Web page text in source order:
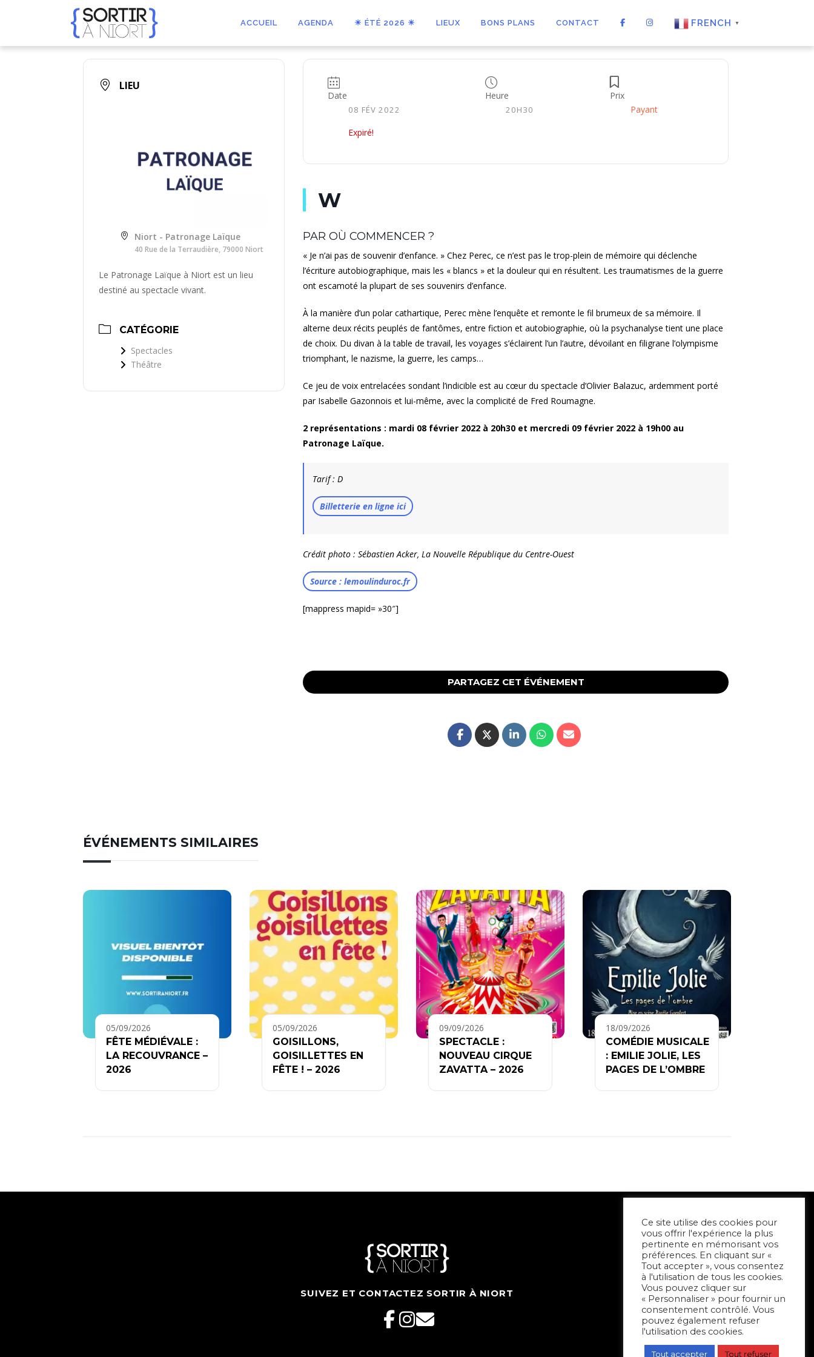
ACCUEIL AGENDA ☀ ÉTÉ 2026 ☀ LIEUX BONS PLANS CONTACT FRENCH ▼
LIEU
Niort - Patronage Laïque
40 Rue de la Terraudière, 79000 Niort
Le Patronage Laïque à Niort est un lieu
destiné au spectacle vivant.
CATÉGORIE
Spectacles
Théâtre
Date
08 FÉV 2022
Expiré!
Heure
20H30
Prix
Payant
W
PAR OÙ COMMENCER ?
« Je n’ai pas de souvenir d’enfance. » Chez Perec, ce n’est pas le trop-plein de mémoire qui déclenche
l’écriture autobiographique, mais les « blancs » et la douleur qui en résultent. Les traumatismes de la guerre
ont escamoté la plupart de ses souvenirs d’enfance.
À la manière d’un polar cathartique, Perec mène l’enquête et remonte le fil brumeux de sa mémoire. Il
alterne deux récits peuplés de fantômes, entre fiction et autobiographie, où la psychanalyse tient une place
de choix. Du divan à la table de travail, les voyages s’éclairent l’un l’autre, dévoilant en filigrane l’olympisme
triomphant, le nazisme, la guerre, les camps…
Ce jeu de voix entrelacées sondant l’indicible est au cœur du spectacle d’Olivier Balazuc, ardemment porté
par Isabelle Gazonnois et lui-même, avec la complicité de Fred Roumagne.
2 représentations : mardi 08 février 2022 à 20h30 et mercredi 09 février 2022 à 19h00 au
Patronage Laïque.
Tarif : D
Billetterie en ligne ici
Crédit photo : Sébastien Acker, La Nouvelle République du Centre-Ouest
Source : lemoulinduroc.fr
[mappress mapid= »30″]
PARTAGEZ CET ÉVÉNEMENT
ÉVÉNEMENTS SIMILAIRES
05/09/2026
FÊTE MÉDIÉVALE :
LA RECOUVRANCE –
2026
05/09/2026
GOISILLONS,
GOISILLETTES EN
FÊTE ! – 2026
09/09/2026
SPECTACLE :
NOUVEAU CIRQUE
ZAVATTA – 2026
18/09/2026
COMÉDIE MUSICALE
: EMILIE JOLIE, LES
PAGES DE L’OMBRE
SUIVEZ ET CONTACTEZ SORTIR À NIORT
Ce site utilise des cookies pour
vous offrir l'expérience la plus
pertinente en mémorisant vos
préférences. En cliquant sur «
Tout accepter », vous consentez
à l'utilisation de tous les cookies.
Vous pouvez cliquer sur
« Personnaliser » pour fournir un
consentement contrôlé. Vous
pouvez également refuser
l'utilisation des cookies.
Tout accepter Tout refuser